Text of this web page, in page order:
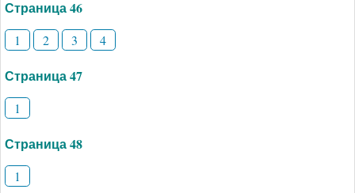
Страница 46
1 2 3 4
Страница 47
1
Страница 48
1